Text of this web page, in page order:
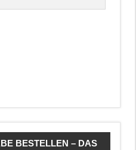
BESTELLEN – DAS